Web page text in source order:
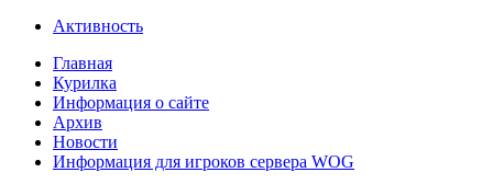
Активность
Главная
Курилка
Информация о сайте
Архив
Новости
Информация для игроков сервера WOG